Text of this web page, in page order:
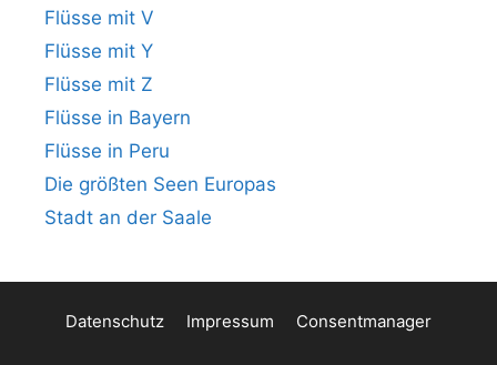
Flüsse mit V
Flüsse mit Y
Flüsse mit Z
Flüsse in Bayern
Flüsse in Peru
Die größten Seen Europas
Stadt an der Saale
Datenschutz Impressum Consentmanager